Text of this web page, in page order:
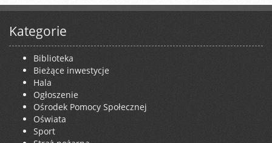
Kategorie
Biblioteka
Bieżące inwestycje
Hala
Ogłoszenie
Ośrodek Pomocy Społecznej
Oświata
Sport